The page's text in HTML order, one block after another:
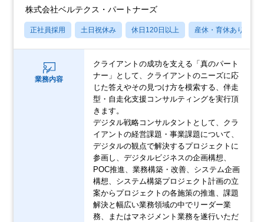
株式会社ベルテクス・パートナーズ
正社員採用 土日祝休み 休日120日以上 産休・育休あり
業務内容
クライアントの成功を支える「真のパート
ナー」として、クライアントのニーズに応
じた答えやその見つけ方を模索する、伴走
型・自走化支援コンサルティングを実行頂
きます。
デジタル戦略コンサルタントとして、クラ
イアントの経営課題・事業課題について、
デジタルの観点で解決するプロジェクトに
参画し、デジタルビジネスの企画構想、
POC推進、業務構築・改善、システム企画
構想、システム構築プロジェクト計画の立
案からプロジェクトの各施策の推進、課題
解決と幅広い業務領域の中でリーダー業
務、またはマネジメント業務を遂行いただ